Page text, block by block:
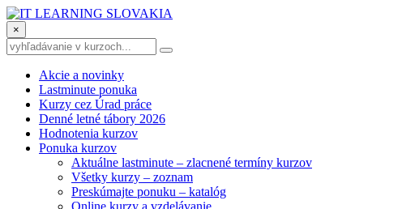
×
Akcie a novinky
Lastminute ponuka
Kurzy cez Úrad práce
Denné letné tábory 2026
Hodnotenia kurzov
Ponuka kurzov
Aktuálne lastminute – zlacnené termíny kurzov
Všetky kurzy – zoznam
Preskúmajte ponuku – katalóg
Online kurzy a vzdelávanie